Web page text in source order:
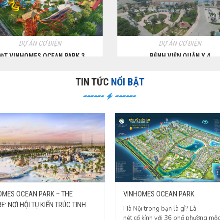
DỰ ÁN CƠ ĐIỆN
VINHOMES OCEAN PARK 3
DỰ ÁN CƠ ĐIỆN
BỆNH VIỆN QUÂN Y 4
TIN TỨC NỔI BẬT
OCEAN PARK – THE
NƠI HỘI TỤ KIẾN TRÚC TINH
VINHOMES OCEAN PARK
Hà Nội trong bạn là gì? Là
nét cổ kính với 36 phố phường